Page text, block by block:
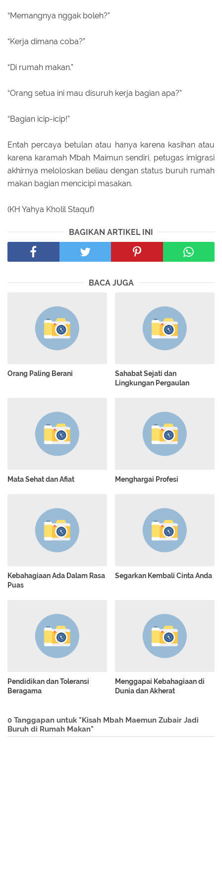
“Memangnya nggak boleh?”
“Kerja dimana coba?”
“Di rumah makan.”
“Orang setua ini mau disuruh kerja bagian apa?”
“Bagian icip-icip!”
Entah percaya betulan atau hanya karena kasihan atau
karena karamah Mbah Maimun sendiri, petugas imigrasi
akhirnya meloloskan beliau dengan status buruh rumah
makan bagian mencicipi masakan.
(KH Yahya Kholil Staquf)
BAGIKAN ARTIKEL INI
BACA JUGA
Orang Paling Berani
Sahabat Sejati dan
Lingkungan Pergaulan
Mata Sehat dan Afiat Menghargai Profesi
Kebahagiaan Ada Dalam Rasa
Puas
Segarkan Kembali Cinta Anda
Pendidikan dan Toleransi
Beragama
Menggapai Kebahagiaan di
Dunia dan Akherat
0 Tanggapan untuk "Kisah Mbah Maemun Zubair Jadi
Buruh di Rumah Makan"